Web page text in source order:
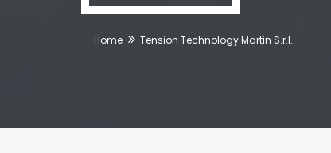
Home Tension Technology Martin S.r.l.